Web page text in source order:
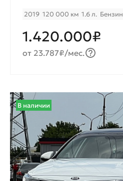
2019 120 000 км 1.6 л. Бензин
1.420.000₽
от 23.787₽/мес.
В наличии